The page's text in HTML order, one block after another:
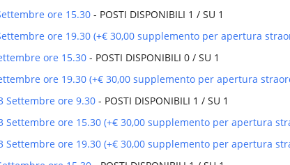
ore 15.30 - POSTI DISPONIBILI 1 / SU 1
ore 19.30 (+€ 30,00 supplemento per apertura
ore 15.30 - POSTI DISPONIBILI 0 / SU 1
ore 19.30 (+€ 30,00 supplemento per apertura
Settembre ore 9.30 - POSTI DISPONIBILI 1 / SU 1
ore 15.30 (+€ 30,00 supplemento per apertura
ore 19.30 (+€ 30,00 supplemento per apertura